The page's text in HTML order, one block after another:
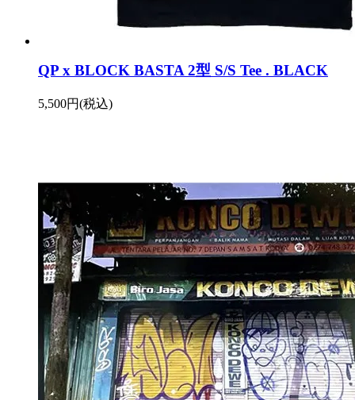
QP x BLOCK BASTA 2型 S/S Tee . BLACK
5,500円(税込)